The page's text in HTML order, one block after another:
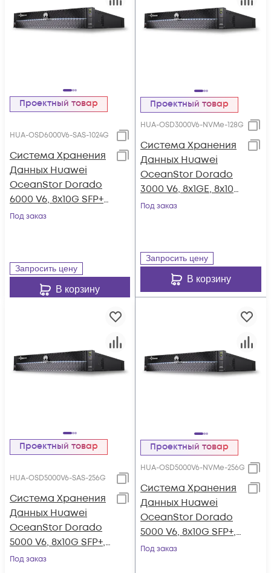
Проектный товар
HUA-OSD6000V6-SAS-1024G
Система Хранения
Данных Huawei
OceanStor Dorado
6000 V6, 8x10G SFP+,
4xSAS12G Ext.,
Под заказ
Запросить цену
В корзину
Проектный товар
HUA-OSD3000V6-NVMe-128G
Система Хранения
Данных Huawei
OceanStor Dorado
3000 V6, 8x1GE, 8x10G
SFP+, 4x100G RDMA
Под заказ
Запросить цену
В корзину
Проектный товар
HUA-OSD5000V6-SAS-256G
Система Хранения
Данных Huawei
OceanStor Dorado
5000 V6, 8x10G SFP+,
4xSAS12G Ext.,
Под заказ
Проектный товар
HUA-OSD5000V6-NVMe-256G
Система Хранения
Данных Huawei
OceanStor Dorado
5000 V6, 8x10G SFP+,
4x100G RDMA
Под заказ